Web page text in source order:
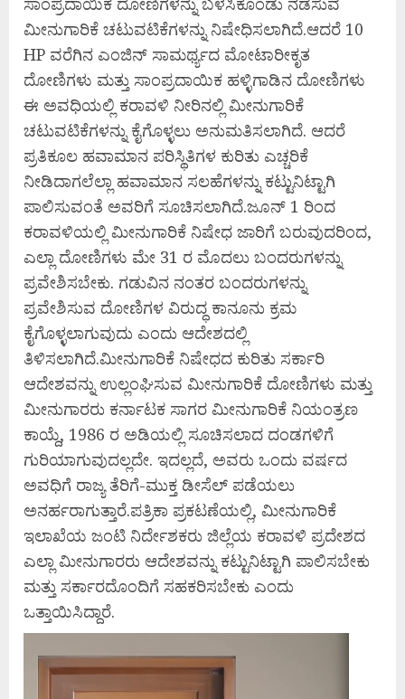
ಮೀನುಗಾರಿಕೆ ಚಟುವಟಿಕೆಗಳನ್ನು ನಿಷೇಧಿಸಲಾಗಿದೆ.ಆದರೆ 10
HP ವರೆಗಿನ ಎಂಜಿನ್ ಸಾಮರ್ಥ್ಯದ ಮೋಟಾರೀಕೃತ
ದೋಣಿಗಳು ಮತ್ತು ಸಾಂಪ್ರದಾಯಿಕ ಹಳ್ಳಿಗಾಡಿನ ದೋಣಿಗಳು
ಈ ಅವಧಿಯಲ್ಲಿ ಕರಾವಳಿ ನೀರಿನಲ್ಲಿ ಮೀನುಗಾರಿಕೆ
ಚಟುವಟಿಕೆಗಳನ್ನು ಕೈಗೊಳ್ಳಲು ಅನುಮತಿಸಲಾಗಿದೆ. ಆದರೆ
ಪ್ರತಿಕೂಲ ಹವಾಮಾನ ಪರಿಸ್ಥಿತಿಗಳ ಕುರಿತು ಎಚ್ಚರಿಕೆ
ನೀಡಿದಾಗಲೆಲ್ಲಾ ಹವಾಮಾನ ಸಲಹೆಗಳನ್ನು ಕಟ್ಟುನಿಟ್ಟಾಗಿ
ಪಾಲಿಸುವಂತೆ ಅವರಿಗೆ ಸೂಚಿಸಲಾಗಿದೆ.ಜೂನ್ 1 ರಿಂದ
ಕರಾವಳಿಯಲ್ಲಿ ಮೀನುಗಾರಿಕೆ ನಿಷೇಧ ಜಾರಿಗೆ ಬರುವುದರಿಂದ,
ಎಲ್ಲಾ ದೋಣಿಗಳು ಮೇ 31 ರ ಮೊದಲು ಬಂದರುಗಳನ್ನು
ಪ್ರವೇಶಿಸಬೇಕು. ಗಡುವಿನ ನಂತರ ಬಂದರುಗಳನ್ನು
ಪ್ರವೇಶಿಸುವ ದೋಣಿಗಳ ವಿರುದ್ಧ ಕಾನೂನು ಕ್ರಮ
ಕೈಗೊಳ್ಳಲಾಗುವುದು ಎಂದು ಆದೇಶದಲ್ಲಿ
ತಿಳಿಸಲಾಗಿದೆ.ಮೀನುಗಾರಿಕೆ ನಿಷೇಧದ ಕುರಿತು ಸರ್ಕಾರಿ
ಆದೇಶವನ್ನು ಉಲ್ಲಂಘಿಸುವ ಮೀನುಗಾರಿಕೆ ದೋಣಿಗಳು ಮತ್ತು
ಮೀನುಗಾರರು ಕರ್ನಾಟಕ ಸಾಗರ ಮೀನುಗಾರಿಕೆ ನಿಯಂತ್ರಣ
ಕಾಯ್ದೆ, 1986 ರ ಅಡಿಯಲ್ಲಿ ಸೂಚಿಸಲಾದ ದಂಡಗಳಿಗೆ
ಗುರಿಯಾಗುವುದಲ್ಲದೇ. ಇದಲ್ಲದೆ, ಅವರು ಒಂದು ವರ್ಷದ
ಅವಧಿಗೆ ರಾಜ್ಯ ತೆರಿಗೆ-ಮುಕ್ತ ಡೀಸೆಲ್ ಪಡೆಯಲು
ಅನರ್ಹರಾಗುತ್ತಾರೆ.ಪತ್ರಿಕಾ ಪ್ರಕಟಣೆಯಲ್ಲಿ, ಮೀನುಗಾರಿಕೆ
ಇಲಾಖೆಯ ಜಂಟಿ ನಿರ್ದೇಶಕರು ಜಿಲ್ಲೆಯ ಕರಾವಳಿ ಪ್ರದೇಶದ
ಎಲ್ಲಾ ಮೀನುಗಾರರು ಆದೇಶವನ್ನು ಕಟ್ಟುನಿಟ್ಟಾಗಿ ಪಾಲಿಸಬೇಕು
ಮತ್ತು ಸರ್ಕಾರದೊಂದಿಗೆ ಸಹಕರಿಸಬೇಕು ಎಂದು
ಒತ್ತಾಯಿಸಿದ್ದಾರೆ.